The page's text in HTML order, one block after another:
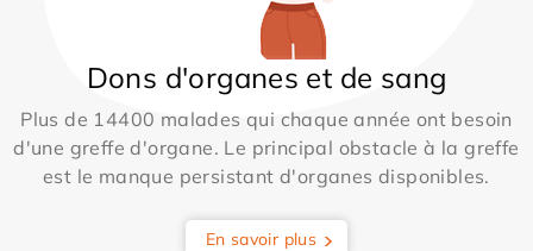
Dons d'organes et de sang
Plus de 14400 malades qui chaque année ont besoin
d'une greffe d'organe. Le principal obstacle à la greffe
est le manque persistant d'organes disponibles.
En savoir plus